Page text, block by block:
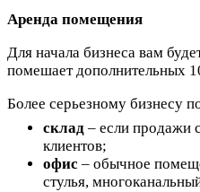
Аренда помещения
Для начала бизнеса вам
помешает дополнительных
Более серьезному бизнесу
склад – если продажи
клиентов;
офис – обычное
стулья,